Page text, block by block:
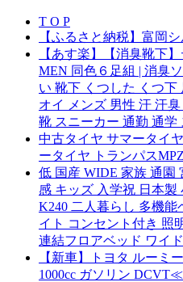
T O P
【ふるさと納税】富岡
【あす楽】【消臭靴下
MEN 同色６足組 | 消臭
い 靴下 くつした くつ下
オイ メンズ 男性 汗 汗
靴 スニーカー 通勤 通学
中古タイヤ サマータイ
ータイヤ トランパス
低 国産 WIDE 家族 通園
感 キッズ 入学祝 日本製
K240 二人暮らし 多機能
イト コンセント付き 照
連結フロアベッド ワイ
【新車】トヨタ ルーミ
1000cc ガソリン